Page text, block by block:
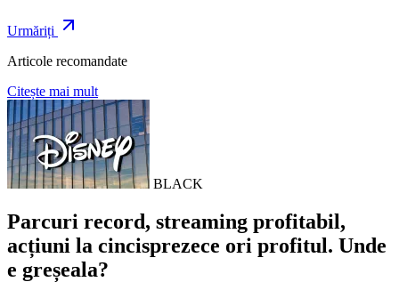
Urmăriți
Articole recomandate
Citește mai mult
BLACK
Parcuri record, streaming profitabil,
acțiuni la cincisprezece ori profitul. Unde
e greșeala?